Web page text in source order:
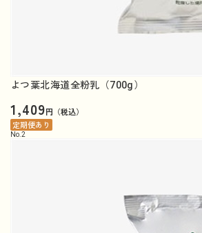
よつ葉北海道全粉乳（700g）
1,409円（税込）
定期便あり
No. 2